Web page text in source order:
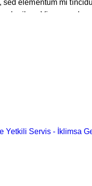
elementum mi
dapibus. Vivamus
sit voluptatem